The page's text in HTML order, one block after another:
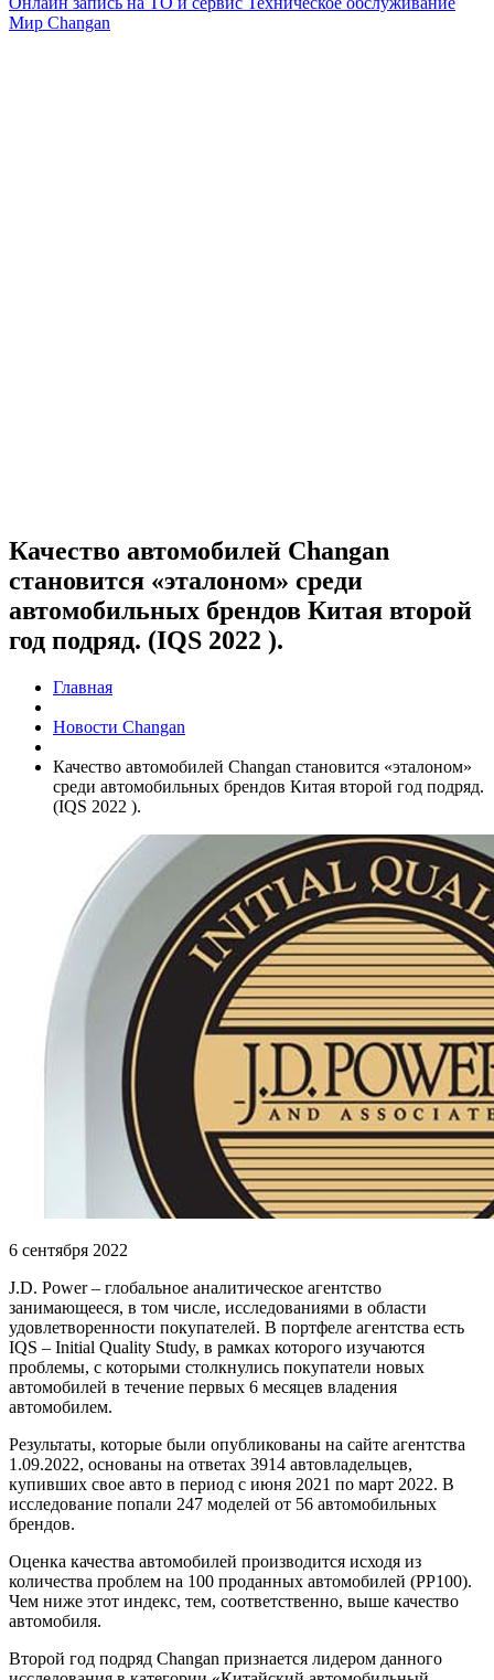
Мир Changan
Качество автомобилей Changan
становится «эталоном» среди
автомобильных брендов Китая второй
год подряд. (IQS 2022 ).
Главная
Новости Changan
Качество автомобилей Changan становится «эталоном»
среди автомобильных брендов Китая второй год подряд.
(IQS 2022 ).
6 сентября 2022
J.D. Power – глобальное аналитическое агентство
занимающееся, в том числе, исследованиями в области
удовлетворенности покупателей. В портфеле агентства есть
IQS – Initial Quality Study, в рамках которого изучаются
проблемы, с которыми столкнулись покупатели новых
автомобилей в течение первых 6 месяцев владения
автомобилем.
Результаты, которые были опубликованы на сайте агентства
1.09.2022, основаны на ответах 3914 автовладельцев,
купивших свое авто в период с июня 2021 по март 2022. В
исследование попали 247 моделей от 56 автомобильных
брендов.
Оценка качества автомобилей производится исходя из
количества проблем на 100 проданных автомобилей (PP100).
Чем ниже этот индекс, тем, соответственно, выше качество
автомобиля.
Второй год подряд Changan признается лидером данного